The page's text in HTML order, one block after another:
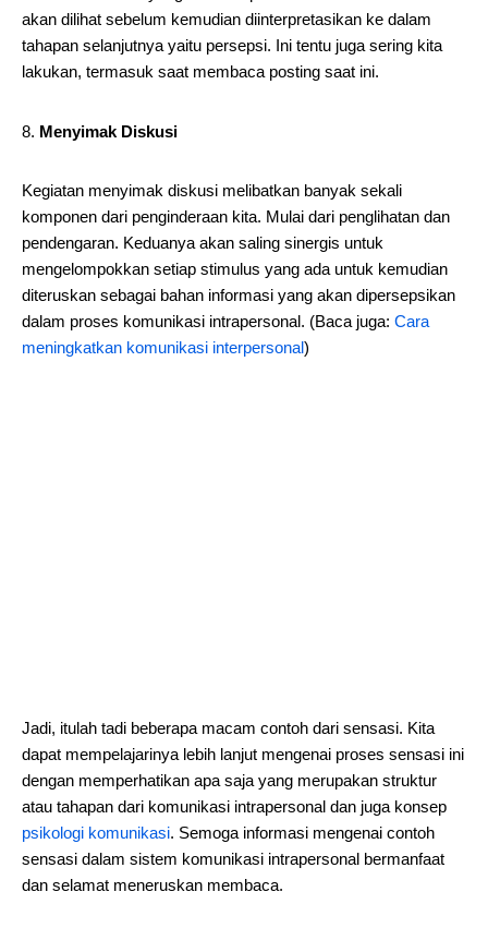
akan dilihat sebelum kemudian diinterpretasikan ke dalam
tahapan selanjutnya yaitu persepsi. Ini tentu juga sering kita
lakukan, termasuk saat membaca posting saat ini.
Menyimak Diskusi
Kegiatan menyimak diskusi melibatkan banyak sekali
komponen dari penginderaan kita. Mulai dari penglihatan dan
pendengaran. Keduanya akan saling sinergis untuk
mengelompokkan setiap stimulus yang ada untuk kemudian
diteruskan sebagai bahan informasi yang akan dipersepsikan
dalam proses komunikasi intrapersonal. (Baca juga: Cara
meningkatkan komunikasi interpersonal)
Jadi, itulah tadi beberapa macam contoh dari sensasi. Kita
dapat mempelajarinya lebih lanjut mengenai proses sensasi ini
dengan memperhatikan apa saja yang merupakan struktur
atau tahapan dari komunikasi intrapersonal dan juga konsep
psikologi komunikasi. Semoga informasi mengenai contoh
sensasi dalam sistem komunikasi intrapersonal bermanfaat
dan selamat meneruskan membaca.